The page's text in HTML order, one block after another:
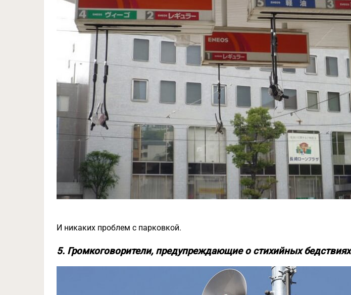
И никаких проблем с парковкой.
5. Громкоговорители, предупреждающие о стихийных бедствиях